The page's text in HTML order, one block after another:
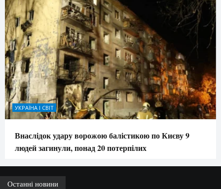
УКРАЇНА І СВІТ
Внаслідок удару ворожою балістикою по Києву 9
людей загинули, понад 20 потерпілих
Останні новини